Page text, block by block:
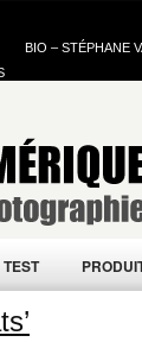
BIO – STÉPHANE
TEST